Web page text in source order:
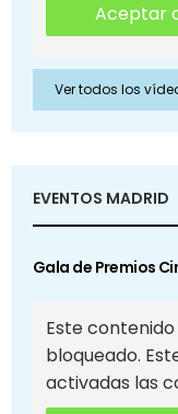
Aceptar
Ver todos los
EVENTOS MADRID
Gala de Premios
Este
bloqueado.
activadas las